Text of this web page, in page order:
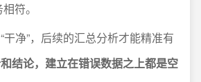
符。
干净”，后续的汇总分析才能精准有
结论，建立在错误数据之上都是空